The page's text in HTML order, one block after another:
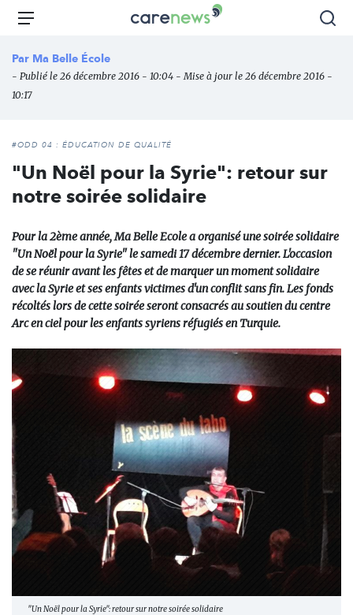
Aller
principal
Carenews,
des
Menu
Par Ma Belle École
- Publié le 26 décembre 2016 - 10:04 - Mise à jour le 26 décembre 2016 -
10:17
#ODD 04 : ÉDUCATION DE QUALITÉ
"Un Noël pour la Syrie": retour sur
notre soirée solidaire
Pour la 2ème année, Ma Belle Ecole a organisé une soirée solidaire
"Un Noël pour la Syrie" le samedi 17 décembre dernier. L'occasion
de se réunir avant les fêtes et de marquer un moment solidaire
avec la Syrie et ses enfants victimes d'un conflit sans fin. Les fonds
récoltés lors de cette soirée seront consacrés au soutien du centre
Arc en ciel pour les enfants syriens réfugiés en Turquie.
"Un Noël pour la Syrie": retour sur notre soirée solidaire